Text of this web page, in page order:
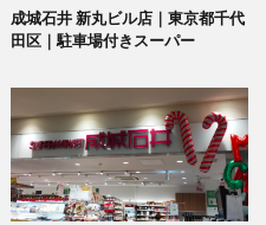
成城石井 新丸ビル店｜東京都千代
田区｜駐車場付きスーパー